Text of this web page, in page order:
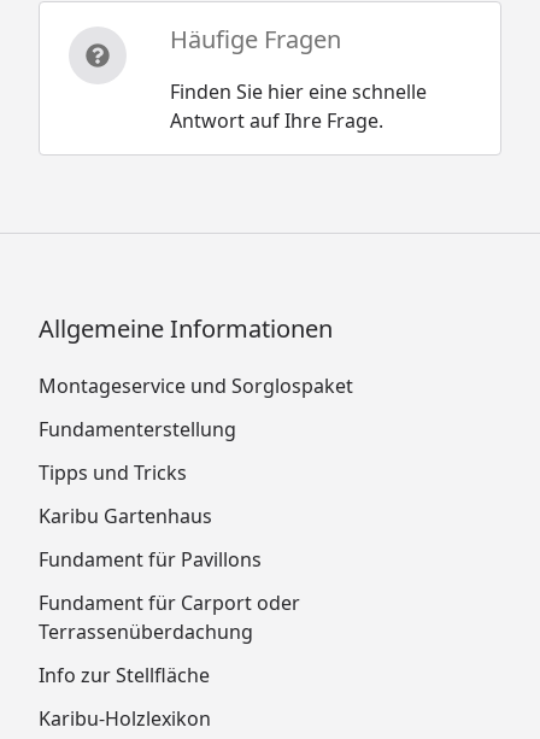
Häufige Fragen
Finden Sie hier eine schnelle
Antwort auf Ihre Frage.
Allgemeine Informationen
Montageservice und Sorglospaket
Fundamenterstellung
Tipps und Tricks
Karibu Gartenhaus
Fundament für Pavillons
Fundament für Carport oder
Terrassenüberdachung
Info zur Stellfläche
Karibu-Holzlexikon